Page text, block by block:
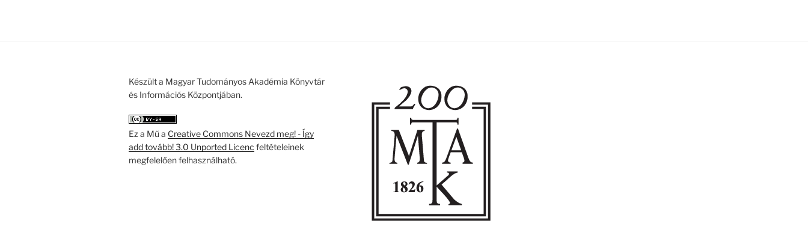
Készült a Magyar Tudományos Akadémia Könyvtár
és Információs Központjában.
Ez a Mű a Creative Commons Nevezd meg! - Így
add tovább! 3.0 Unported Licenc feltételeinek
megfelelően felhasználható.